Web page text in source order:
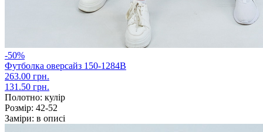
-50%
Футболка оверсайз 150-1284В
263.00 грн.
131.50 грн.
Полотно: кулір
Розмір: 42-52
Заміри: в описі